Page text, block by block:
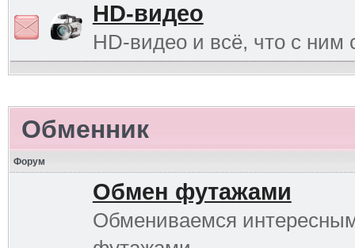
HD-видео
HD-видео и всё, что с ним
Обменник
Форум
Обмен футажами
Обмениваемся